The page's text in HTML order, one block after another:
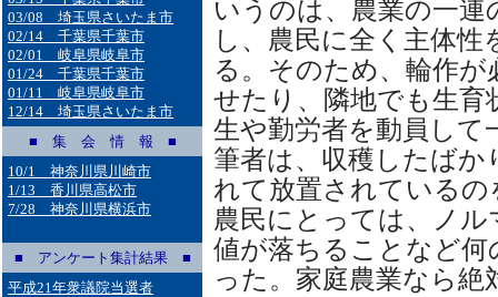
03/08 埼玉県さいたま市
02/14 千葉県千葉市
02/01 岐阜県岐阜市
01/24 千葉県千葉市
01/11 岐阜県岐阜市
12/14 埼玉県さいたま市
■ 集 会 情 報 ■
10/1 神奈川県川崎市
1/13 香川県高松市
7/28 神奈川県横浜市
■ アンケート集計結果 ■
平成21年衆議院当選者
いうのは、農業の一
し、農民に全く主体
る。そのため、輪作
せたり、隣地でも生育
生や勤労者を動員し
筆者は、収穫したば
れて放置されている
農民にとっては、ノ
値が落ちることなど
った。家庭農業なら